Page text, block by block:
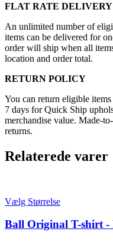
FLAT RATE DELIVERY
An unlimited number of
items can be delivered for
order will ship when all
location and order total.
RETURN POLICY
You can return eligible
7 days for Quick Ship
merchandise value. Made-
returns.
Relaterede varer
Vælg Størrelse
Ball Original T-shirt